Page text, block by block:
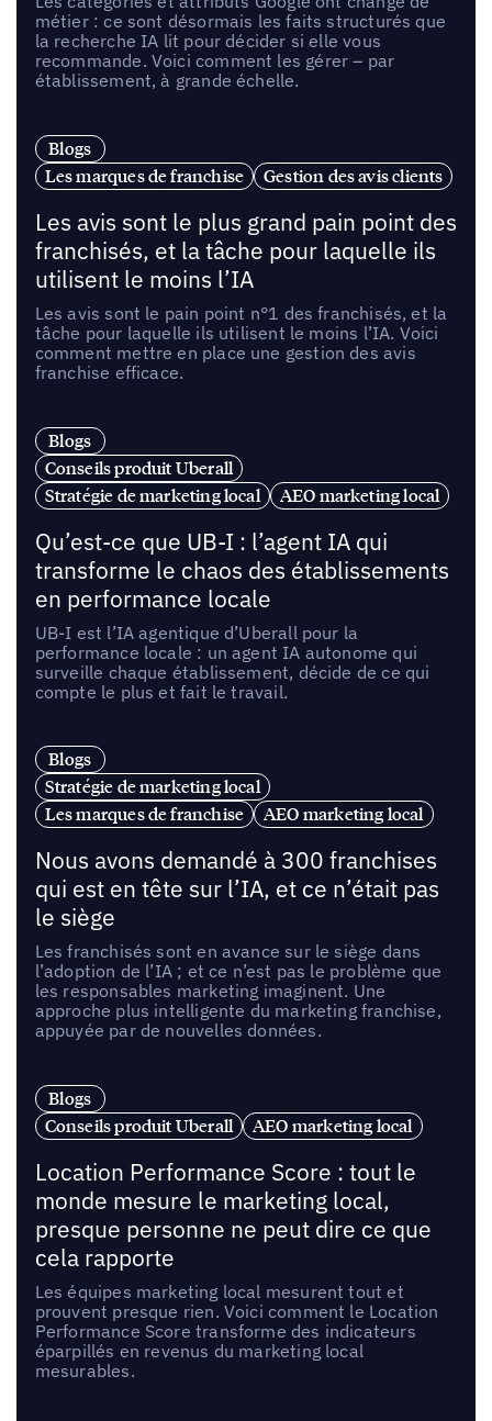
métier : ce sont désormais les faits structurés que
la recherche IA lit pour décider si elle vous
recommande. Voici comment les gérer – par
établissement, à grande échelle.
Blogs
Les marques de franchise
Gestion des avis clients
Les avis sont le plus grand pain point des
franchisés, et la tâche pour laquelle ils
utilisent le moins l’IA
Les avis sont le pain point n°1 des franchisés, et la
tâche pour laquelle ils utilisent le moins l’IA. Voici
comment mettre en place une gestion des avis
franchise efficace.
Blogs
Conseils produit Uberall
Stratégie de marketing local
AEO marketing local
Qu’est-ce que UB-I : l’agent IA qui
transforme le chaos des établissements
en performance locale
UB-I est l’IA agentique d’Uberall pour la
performance locale : un agent IA autonome qui
surveille chaque établissement, décide de ce qui
compte le plus et fait le travail.
Blogs
Stratégie de marketing local
Les marques de franchise
AEO marketing local
Nous avons demandé à 300 franchises
qui est en tête sur l’IA, et ce n’était pas
le siège
Les franchisés sont en avance sur le siège dans
l’adoption de l’IA ; et ce n’est pas le problème que
les responsables marketing imaginent. Une
approche plus intelligente du marketing franchise,
appuyée par de nouvelles données.
Blogs
Conseils produit Uberall
AEO marketing local
Location Performance Score : tout le
monde mesure le marketing local,
presque personne ne peut dire ce que
cela rapporte
Les équipes marketing local mesurent tout et
prouvent presque rien. Voici comment le Location
Performance Score transforme des indicateurs
éparpillés en revenus du marketing local
mesurables.